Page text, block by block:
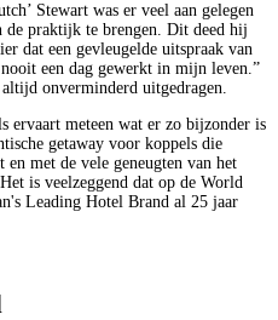
Stewart was er veel aan gelegen
praktijk te brengen. Dit deed hij
dat een gevleugelde uitspraak van
een dag gewerkt in mijn leven.”
onverminderd uitgedragen.
ervaart meteen wat er zo bijzonder is
getaway voor koppels die
met de vele geneugten van het
is veelzeggend dat op de World
Leading Hotel Brand al 25 jaar